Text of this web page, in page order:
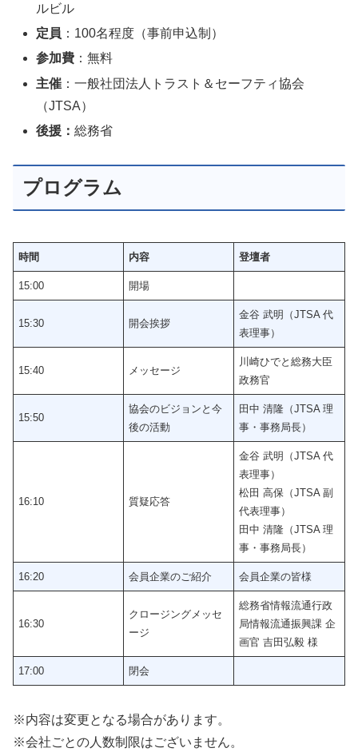
ルビル
定員 ：100名程度（事前申込制）
参加費 ：無料
主催 ：一般社団法人トラスト＆セーフティ協会
（JTSA）
後援：総務省
プログラム
時間 内容 登壇者
15:00 開場
15:30 開会挨拶
金谷 武明（JTSA 代
表理事）
15:40 メッセージ
川崎ひでと総務大臣
政務官
15:50
協会のビジョンと今
後の活動
田中 清隆（JTSA 理
事・事務局長）
16:10 質疑応答
金谷 武明（JTSA 代
表理事）
松田 高保（JTSA 副
代表理事）
田中 清隆（JTSA 理
事・事務局長）
16:20 会員企業のご紹介 会員企業の皆様
16:30
クロージングメッセ
ージ
総務省情報流通行政
局情報流通振興課 企
画官 吉田弘毅 様
17:00 閉会
※内容は変更となる場合があります。
※会社ごとの人数制限はございません。